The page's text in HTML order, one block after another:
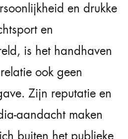
en drukke
en
is het handhaven
ook geen
Zijn reputatie en
aandacht maken